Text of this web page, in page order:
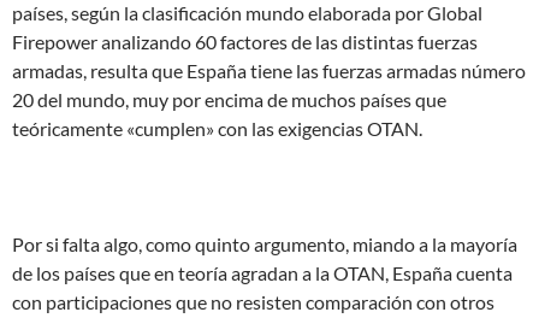
países, según la clasificación mundo elaborada por Global
Firepower analizando 60 factores de las distintas fuerzas
armadas, resulta que España tiene las fuerzas armadas número
20 del mundo, muy por encima de muchos países que
teóricamente «cumplen» con las exigencias OTAN.
Por si falta algo, como quinto argumento, miando a la mayoría
de los países que en teoría agradan a la OTAN, España cuenta
con participaciones que no resisten comparación con otros